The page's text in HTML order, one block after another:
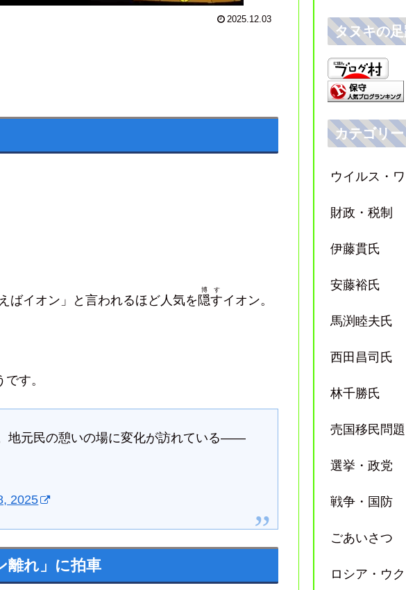
2025.12.03
ばイオン」と言われるほど人気を 隠す
博す
イオン。
す。
地元民の憩いの場に変化が訪れている――
2025
離れ」に拍車
タヌキの
カテゴリー
ウイルス・
財政・税制
伊藤貫氏
安藤裕氏
馬渕睦夫氏
西田昌司氏
林千勝氏
売国移民問題
選挙・政党
戦争・国防
ごあいさつ
ロシア・ウ